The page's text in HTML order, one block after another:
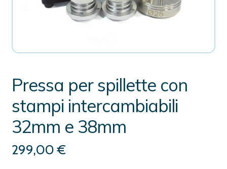
Pressa per spillette con
stampi intercambiabili
32mm e 38mm
299,00€